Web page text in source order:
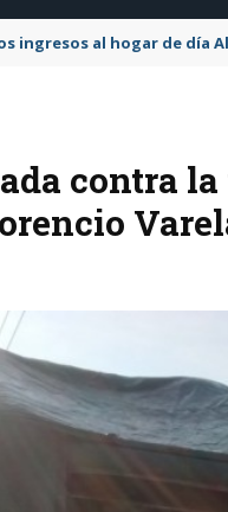
ingresos al hogar de día
contra